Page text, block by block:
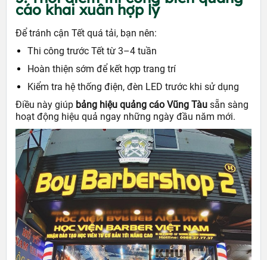
cáo khai xuân hợp lý
Để tránh cận Tết quá tải, bạn nên:
Thi công trước Tết từ 3–4 tuần
Hoàn thiện sớm để kết hợp trang trí
Kiểm tra hệ thống điện, đèn LED trước khi sử dụng
Điều này giúp bảng hiệu quảng cáo Vũng Tàu sẵn sàng
hoạt động hiệu quả ngay những ngày đầu năm mới.